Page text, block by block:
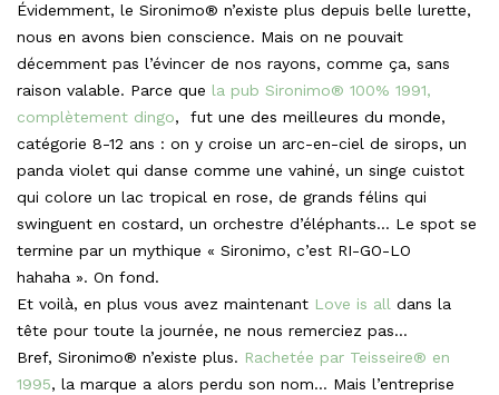
Évidemment, le Sironimo® n’existe plus depuis belle lurette,
nous en avons bien conscience. Mais on ne pouvait
décemment pas l’évincer de nos rayons, comme ça, sans
raison valable. Parce que la pub Sironimo® 100% 1991,
complètement dingo, fut une des meilleures du monde,
catégorie 8-12 ans : on y croise un arc-en-ciel de sirops, un
panda violet qui danse comme une vahiné, un singe cuistot
qui colore un lac tropical en rose, de grands félins qui
swinguent en costard, un orchestre d’éléphants… Le spot se
termine par un mythique « Sironimo, c’est RI-GO-LO
hahaha ». On fond.
Et voilà, en plus vous avez maintenant Love is all dans la
tête pour toute la journée, ne nous remerciez pas…
Bref, Sironimo® n’existe plus. Rachetée par Teisseire® en
1995, la marque a alors perdu son nom… Mais l’entreprise